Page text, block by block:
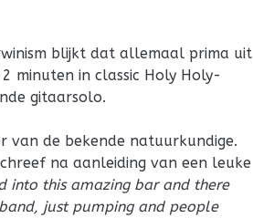
blijkt dat allemaal prima uit
minuten in classic Holy Holy-
gitaarsolo.
van de bekende natuurkundige.
na aanleiding van een leuke
into this amazing bar and there
just pumping and people